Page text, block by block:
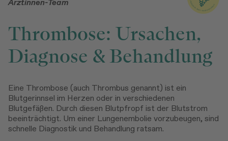
Ärztinnen-Team
Thrombose: Ursachen,
Diagnose & Behandlung
Eine Thrombose (auch Thrombus genannt) ist ein
Blutgerinnsel im Herzen oder in verschiedenen
Blutgefäßen. Durch diesen Blutpfropf ist der Blutstrom
beeinträchtigt. Um einer Lungenembolie vorzubeugen, sind
schnelle Diagnostik und Behandlung ratsam.